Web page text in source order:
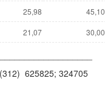
25,98 45,10
21,07 30,00
625825; 324705